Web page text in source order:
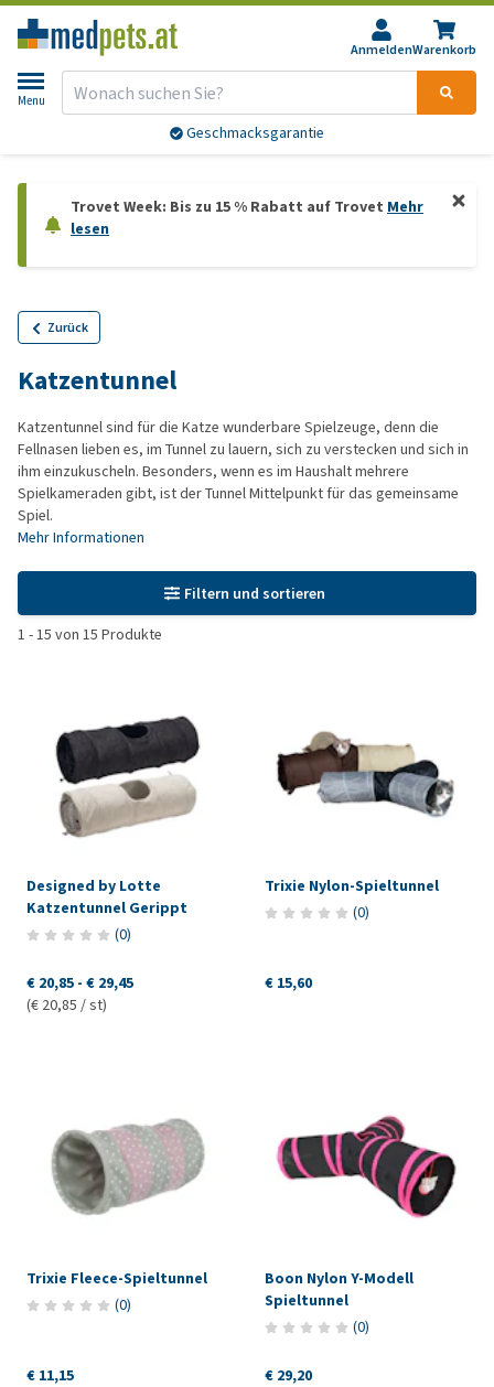
AnmeldenWarenkorb
Menu
Geschmacksgarantie
Trovet Week: Bis zu 15 % Rabatt auf Trovet Mehr
lesen
Zurück
Katzentunnel
Katzentunnel sind für die Katze wunderbare Spielzeuge, denn die
Fellnasen lieben es, im Tunnel zu lauern, sich zu verstecken und sich in
ihm einzukuscheln. Besonders, wenn es im Haushalt mehrere
Spielkameraden gibt, ist der Tunnel Mittelpunkt für das gemeinsame
Spiel.
Mehr Informationen
Filtern und sortieren
1 -15 von 15 Produkte
Designed by Lotte
Katzentunnel Gerippt
(0)
€ 20,85 - € 29,45
(€ 20,85 / st)
Trixie Nylon-Spieltunnel
(0)
€ 15,60
Trixie Fleece-Spieltunnel
(0)
€ 11,15
Boon Nylon Y-Modell
Spieltunnel
(0)
€ 29,20